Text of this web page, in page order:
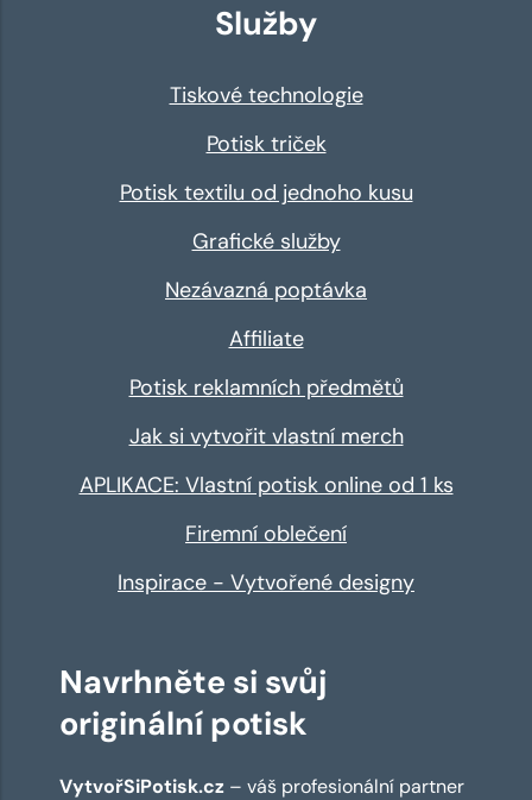
Služby
Tiskové technologie
Potisk triček
Potisk textilu od jednoho kusu
Grafické služby
Nezávazná poptávka
Affiliate
Potisk reklamních předmětů
Jak si vytvořit vlastní merch
APLIKACE: Vlastní potisk online od 1 ks
Firemní oblečení
Inspirace - Vytvořené designy
Navrhněte si svůj
originální potisk
VytvořSiPotisk.cz – váš profesionální partner